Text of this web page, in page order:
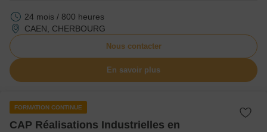
CAEN, CHERBOURG
24 mois / 800 heures
Nous contacter
En savoir plus
FORMATION CONTINUE
CAP Réalisations Industrielles en